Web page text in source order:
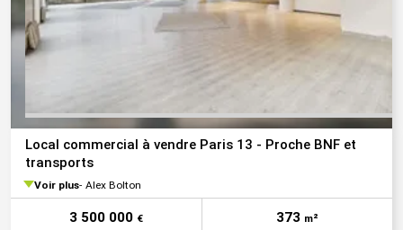
Local commercial à vendre Paris 13 - Proche BNF et
transports
Voir plus Alex Bolton
3 500 000 € 373 m²